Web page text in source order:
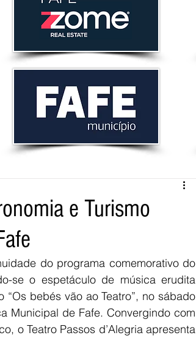
e Turismo
do programa comemorativo do
se o espetáculo de música erudita
bebés vão ao Teatro”, no sábado
Municipal de Fafe. Convergindo com
o Teatro Passos d’Alegria apresenta